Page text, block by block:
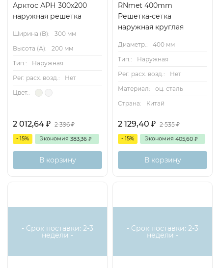
Арктос АРН 300x200
наружная решетка
Ширина (B):
300 мм
Высота (А):
200 мм
Тип.:
Наружная
Рег. расх. возд.:
Нет
Цвет.:
2 012,64 ₽ 2 396₽
- 15% Экономия 383,36 ₽
В корзину
RNmet 400mm
Решетка-сетка
наружная круглая
Диаметр.:
400 мм
Тип.:
Наружная
Рег. расх. возд.:
Нет
Материал:
оц. сталь
Страна:
Китай
2 129,40 ₽ 2 535₽
- 15% Экономия 405,60 ₽
В корзину
- Срок поставки: 2-3
недели -
- Срок поставки: 2-3
недели -